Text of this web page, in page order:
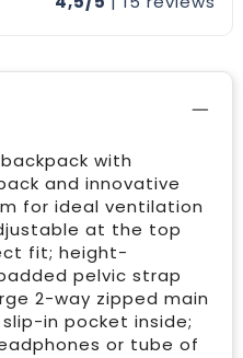
with
and innovative
for ideal ventilation
at the top
fit; height-
pelvic strap
2-way zipped main
in pocket inside;
or tube of